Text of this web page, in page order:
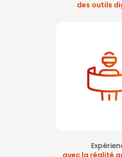
des outils